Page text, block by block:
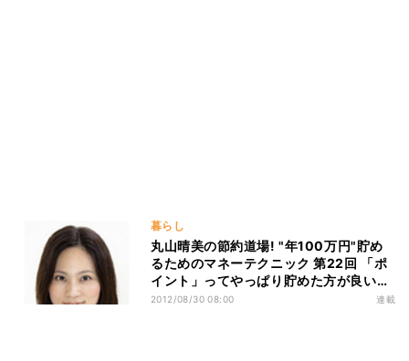
暮らし
丸山晴美の節約道場! "年100万円"貯め
るためのマネーテクニック 第22回 「ポ
イント」ってやっぱり貯めた方が良いの
でしょうか?
2012/08/30 08:00 連載